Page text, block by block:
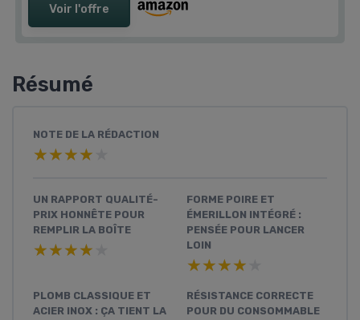
Voir l'offre
Résumé
NOTE DE LA RÉDACTION
★★★★★
★★★★★
UN RAPPORT QUALITÉ-
PRIX HONNÊTE POUR
REMPLIR LA BOÎTE
★★★★★
★★★★★
FORME POIRE ET
ÉMERILLON INTÉGRÉ :
PENSÉE POUR LANCER
LOIN
★★★★★
★★★★★
PLOMB CLASSIQUE ET
ACIER INOX : ÇA TIENT LA
RÉSISTANCE CORRECTE
POUR DU CONSOMMABLE